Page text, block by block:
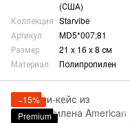
(США)
Коллекция Starvibe
Артикул
MD5*007;81
Размер
21 x 16 x 8 см
Материал
Полипропилен
−15%
Premium